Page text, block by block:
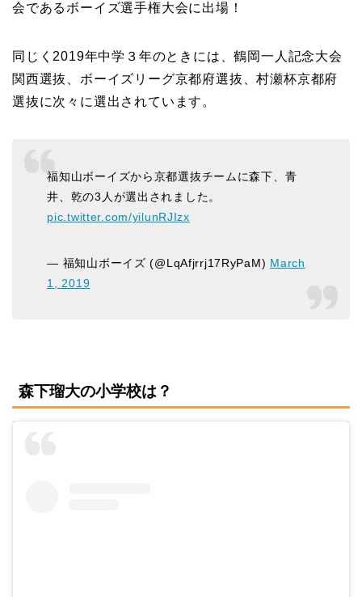
会であるボーイズ選手権大会に出場！
同じく2019年中学３年のときには、鶴岡一人記念大会
関西選抜、ボーイズリーグ京都府選抜、村瀬杯京都府
選抜に次々に選出されています。
福知山ボーイズから京都選抜チームに森下、青
井、乾の3人が選出されました。
pic.twitter.com/yilunRJIzx
— 福知山ボーイズ (@LqAfjrrj17RyPaM) March
1, 2019
森下瑠大の小学校は？